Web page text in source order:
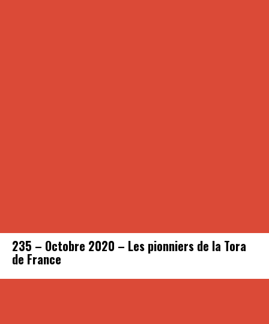
235 – Octobre 2020 – Les pionniers de la Tora
de France